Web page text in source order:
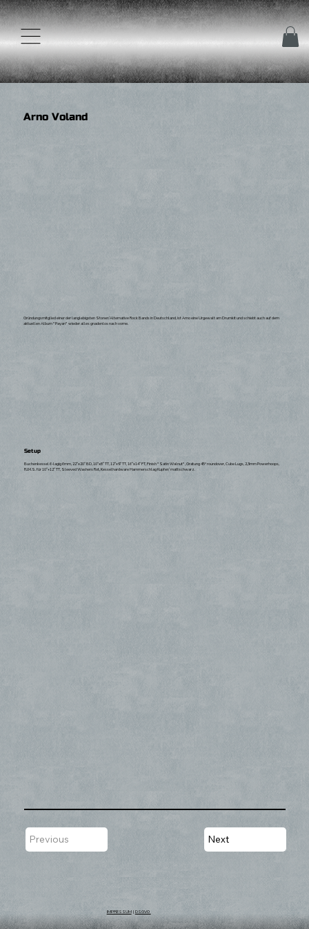
Arno Voland
Buchenkessel 6-lagig 6mm, 22“x20“ BD, 10“x8“ TT, 12“x9“ TT, 16“x14“ FT, Finish "Satin Walnut", Gratung 45° roundover, Cube Lugs, 2,3mm Powerhoops,
R.I.M.S. für 10“+12“ TT, Sleeved Washers Rot, Kesselhardware Hammerschlag Kupfer/ mattschwarz.
Setup
Gründungsmitglied einer der langlebigsten Stoner/Alternative Rock Bands in Deutschland, ist Arno eine Urgewalt am Drumkit und schiebt auch auf dem
aktuellen Album "Payan" wieder alles gnadenlos nach vorne.
Previous Next
IMPRESSUM| DSGVO